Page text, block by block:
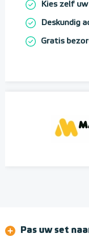
Kies zelf
Deskundig
Gratis
Pas uw set